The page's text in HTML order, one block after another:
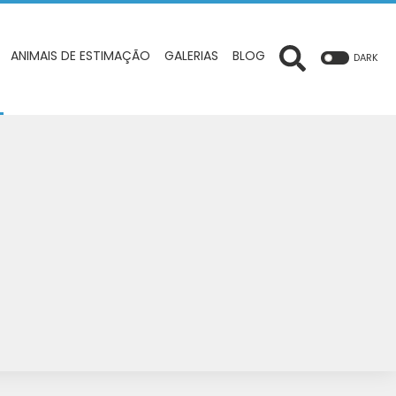
ANIMAIS DE ESTIMAÇÃO GALERIAS BLOG DARK